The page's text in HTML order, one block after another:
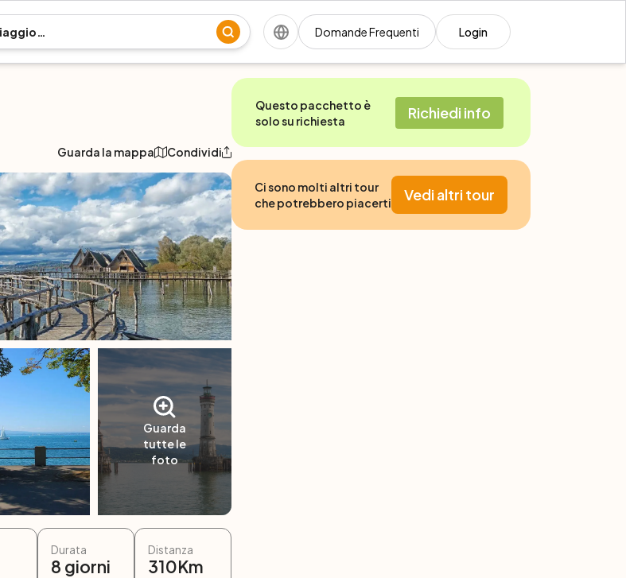
Domande Frequenti Login
Guarda la mappa Condividi
Guarda
tutte le
foto
Durata
8 giorni
Distanza
310Km
Questo pacchetto è
solo su richiesta
Richiedi info
Ci sono molti altri tour
che potrebbero piacerti
Vedi altri tour